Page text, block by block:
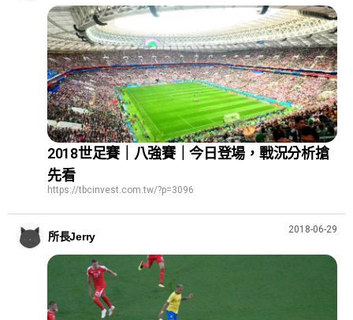
2018世足賽｜八強賽｜今日登場，戰況分析搶
先看
https://tbcinvest.com.tw/?p=3096
所長Jerry
2018-06-29